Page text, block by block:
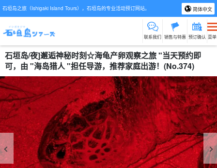
石垣岛之旅（Ishigaki Island Tours），石垣岛的专业活动预订网站。 简体中文
联系我们 销售与特惠 预订确认 菜单
石垣岛/夜]邂逅神秘时刻☆海龟产卵观察之旅 "当天预约即
可，由 "海岛猎人 "担任导游，推荐家庭出游！(No.374)